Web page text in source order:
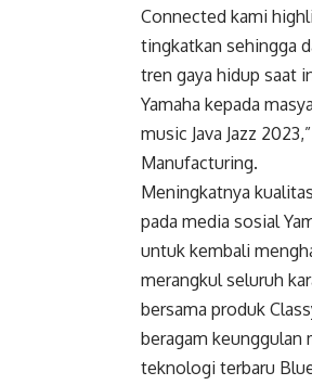
Connected kami
tingkatkan sehingga
tren gaya hidup saat
Yamaha kepada
music Java Jazz
Manufacturing.
Meningkatnya
pada media sosial
untuk kembali
merangkul seluruh
bersama produk
beragam keunggulan
teknologi terbaru